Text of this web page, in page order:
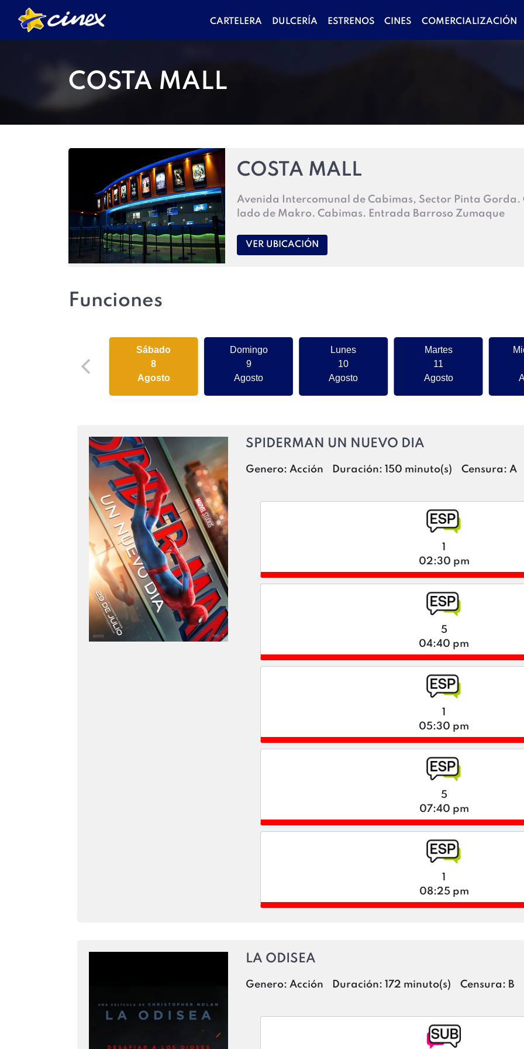
CARTELERA DULCERÍA ESTRENOS CINES COMERCIALIZACIÓN
COSTA MALL
COSTA MALL
Avenida Intercomunal de Cabimas, Sector Pinta Gorda.
lado de Makro. Cabimas. Entrada Barroso Zumaque
VER UBICACIÓN
Funciones
Sábado
8
Agosto
Domingo
9
Agosto
Lunes
10
Agosto
Martes
11
Agosto
SPIDERMAN UN NUEVO DIA
Genero: Acción Duración:150 minuto(s) Censura: A
1
02:30 pm
5
04:40 pm
1
05:30 pm
5
07:40 pm
1
08:25 pm
LA ODISEA
Genero: Acción Duración:172 minuto(s) Censura: B